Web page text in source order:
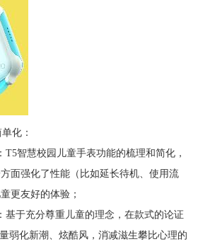
化：
T5智慧校园儿童手表功能的梳理和简化，
面强化了性能（比如延长待机、使用流
更友好的体验；
基于充分尊重儿童的理念，在款式的论证
弱化新潮、炫酷风，消减滋生攀比心理的